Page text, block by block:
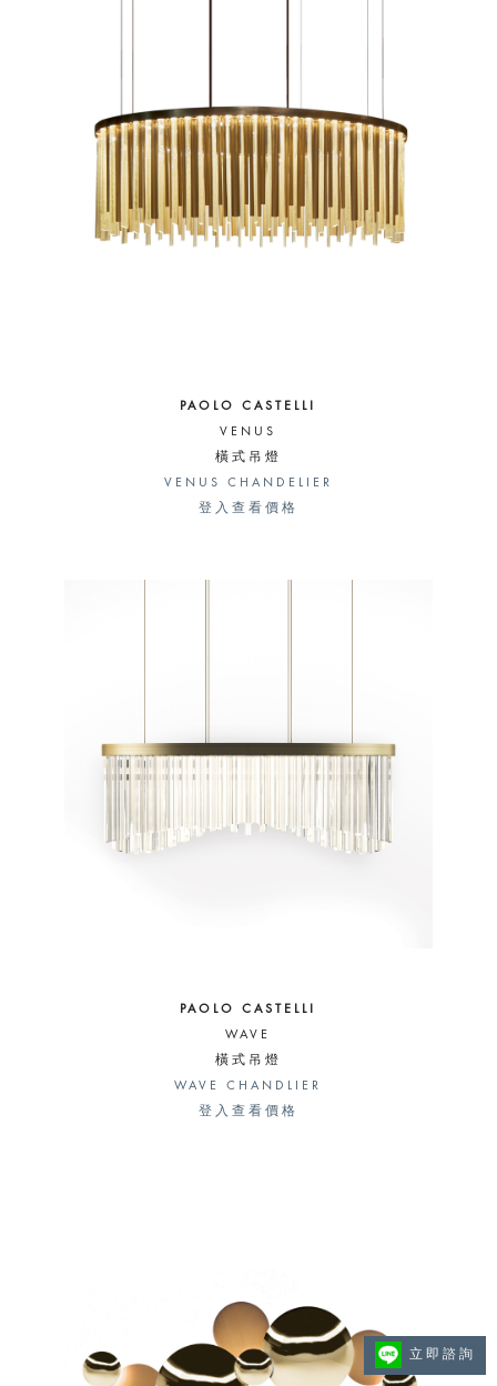
PAOLO CASTELLI
VENUS
橫式吊燈
VENUS CHANDELIER
登入查看價格
PAOLO CASTELLI
WAVE
橫式吊燈
WAVE CHANDLIER
登入查看價格
立即諮詢